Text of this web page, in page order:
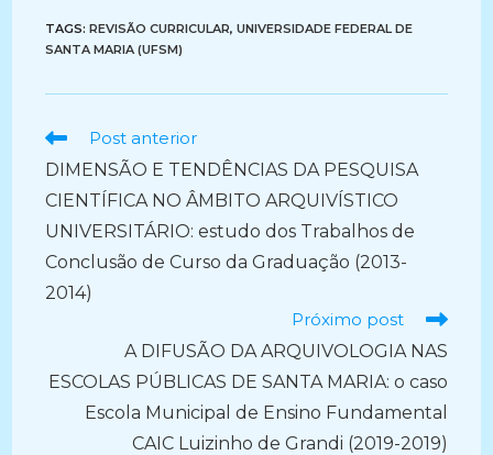
TAGS:REVISÃO CURRICULAR, UNIVERSIDADE FEDERAL DE
SANTA MARIA (UFSM)
Ler
artigos
Post anterior
DIMENSÃO E TENDÊNCIAS DA PESQUISA
CIENTÍFICA NO ÂMBITO ARQUIVÍSTICO
UNIVERSITÁRIO: estudo dos Trabalhos de
Conclusão de Curso da Graduação (2013-
2014)
Próximo post
A DIFUSÃO DA ARQUIVOLOGIA NAS
ESCOLAS PÚBLICAS DE SANTA MARIA: o caso
Escola Municipal de Ensino Fundamental
CAIC Luizinho de Grandi (2019-2019)